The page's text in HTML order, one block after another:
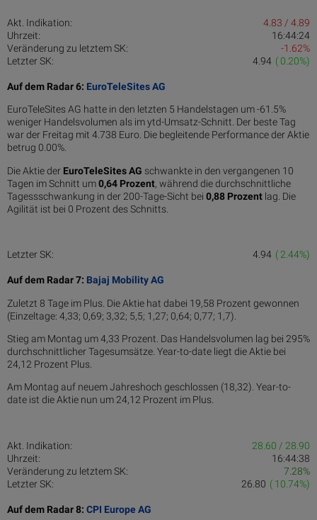
Akt. Indikation:
4.83 / 4.89
Uhrzeit:
16:44:24
Veränderung zu letztem SK:
-1.62%
Letzter SK:
( 0.20%)
4.94
Auf dem Radar 6: EuroTeleSites AG
EuroTeleSites AG hatte in den letzten 5 Handelstagen um -61.5%
weniger Handelsvolumen als im ytd-Umsatz-Schnitt. Der beste Tag
war der Freitag mit 4.738 Euro. Die begleitende Performance der Aktie
betrug 0.00%.
Die Aktie der EuroTeleSites AG schwankte in den vergangenen 10
Tagen im Schnitt um0,64 Pro­zent, während die durchschnittliche
Tagessschwankung in der 200-Tage-Sicht bei 0,88 Prozent lag. Die
Agilität ist bei 0 Prozent des Schnitts.
Letzter SK: ( 2.44%)
4.94
Auf dem Radar 7: Bajaj Mobility AG
Zuletzt 8 Tage im Plus. Die Aktie hat dabei 19,58 Prozent gewonnen
(Einzeltage: 4,33; 0,69; 3,32; 5,5; 1,27; 0,64; 0,77; 1,7).
Stieg am Montag um 4,33 Prozent. Das Handelsvolumen lag bei 295%
durchschnittlicher Tagesumsätze. Year-to-date liegt die Aktie bei
24,12 Prozent Plus.
Am Montag auf neuem Jahreshoch geschlossen (18,32). Year-to-
date ist die Aktie nun um 24,12 Prozent im Plus.
Akt. Indikation:
28.60 / 28.90
Uhrzeit:
16:44:38
Veränderung zu letztem SK:
7.28%
Letzter SK:
( 10.74%)
26.80
Auf dem Radar 8: CPI Europe AG